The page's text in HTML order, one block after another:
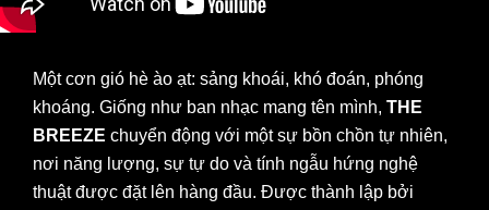
Một cơn gió hè ào ạt: sảng khoái, khó đoán, phóng
khoáng. Giống như ban nhạc mang tên mình, THE
BREEZE chuyển động với một sự bồn chồn tự nhiên,
nơi năng lượng, sự tự do và tính ngẫu hứng nghệ
thuật được đặt lên hàng đầu. Được thành lập bởi